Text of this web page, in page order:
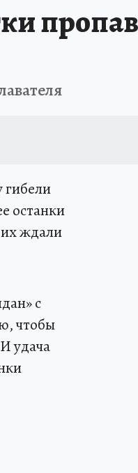
гибели
останки
их ждали
с
чтобы
удача